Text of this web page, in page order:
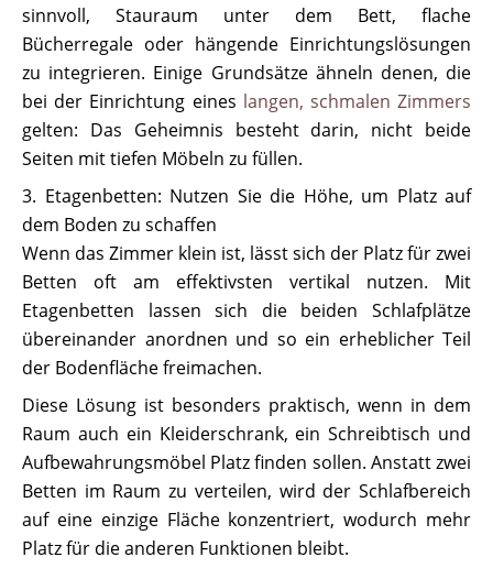
sinnvoll, Stauraum unter dem Bett, flache
Bücherregale oder hängende Einrichtungslösungen
zu integrieren. Einige Grundsätze ähneln denen, die
bei der Einrichtung eines langen, schmalen Zimmers
gelten: Das Geheimnis besteht darin, nicht beide
Seiten mit tiefen Möbeln zu füllen.
3. Etagenbetten: Nutzen Sie die Höhe, um Platz auf
dem Boden zu schaffen
Wenn das Zimmer klein ist, lässt sich der Platz für zwei
Betten oft am effektivsten vertikal nutzen. Mit
Etagenbetten lassen sich die beiden Schlafplätze
übereinander anordnen und so ein erheblicher Teil
der Bodenfläche freimachen.
Diese Lösung ist besonders praktisch, wenn in dem
Raum auch ein Kleiderschrank, ein Schreibtisch und
Aufbewahrungsmöbel Platz finden sollen. Anstatt zwei
Betten im Raum zu verteilen, wird der Schlafbereich
auf eine einzige Fläche konzentriert, wodurch mehr
Platz für die anderen Funktionen bleibt.